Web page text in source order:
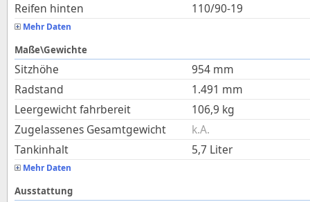
Reifen hinten
110/90-19
Mehr Daten
Maße\Gewichte
Sitzhöhe 954 mm
Radstand
1.491 mm
Leergewicht fahrbereit
106,9 kg
Zugelassenes Gesamtgewicht
k.A.
Tankinhalt
5,7 Liter
Mehr Daten
Ausstattung